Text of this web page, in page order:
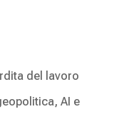
del lavoro
AI e